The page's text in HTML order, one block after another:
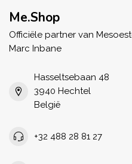
Me.Shop
Officiële partner van
Marc Inbane
Hasseltsebaan 48
3940 Hechtel
België
+32 488 28 81 27